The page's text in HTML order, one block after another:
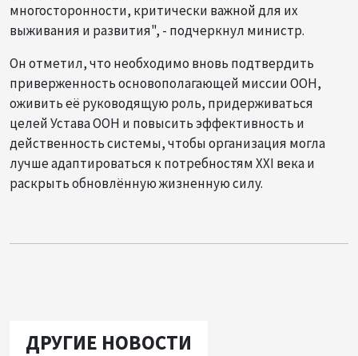
многосторонности, критически важной для их
выживания и развития", - подчеркнул министр.
Он отметил, что необходимо вновь подтвердить
приверженность основополагающей миссии ООН,
оживить её руководящую роль, придерживаться
целей Устава ООН и повысить эффективность и
действенность системы, чтобы организация могла
лучше адаптироваться к потребностям XXI века и
раскрыть обновлённую жизненную силу.
ДРУГИЕ НОВОСТИ